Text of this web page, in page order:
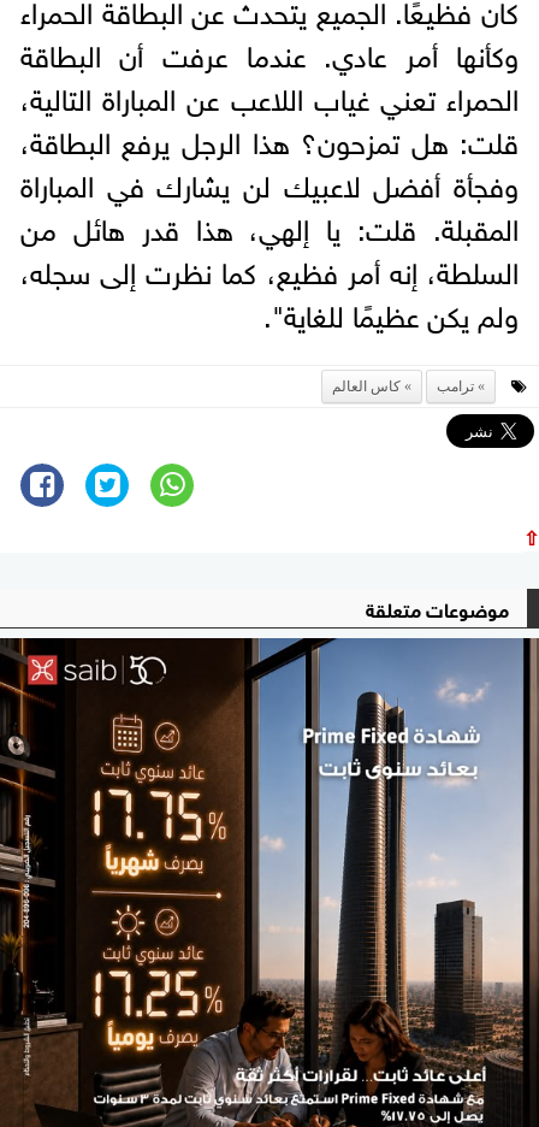
وكأنها أمر عادي. عندما عرفت أن البطاقة
الحمراء تعني غياب اللاعب عن المباراة التالية،
قلت: هل تمزحون؟ هذا الرجل يرفع البطاقة،
وفجأة أفضل لاعبيك لن يشارك في المباراة
المقبلة. قلت: يا إلهي، هذا قدر هائل من
السلطة، إنه أمر فظيع، كما نظرت إلى سجله،
ولم يكن عظيمًا للغاية".
ترامب كاس العالم
⇧
موضوعات متعلقة